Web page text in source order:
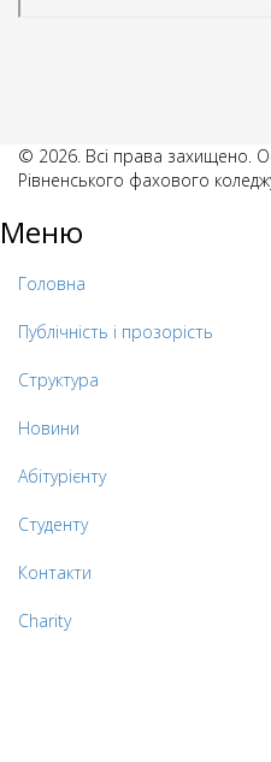
© 2026. Всі права захищено.
Рівненського фахового
Меню
Головна
Публічність і прозорість
Структура
Новини
Абітурієнту
Студенту
Контакти
Charity